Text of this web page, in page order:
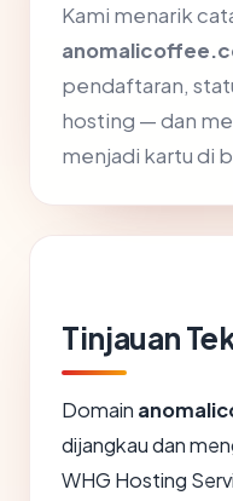
Kami menarik
pendaftaran,
hosting — dan
menjadi kartu di
Tinjauan
Domain
dijangkau dan
WHG Hosting